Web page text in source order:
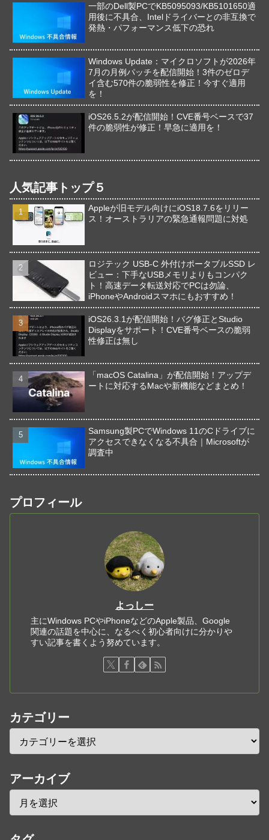
一部のDell製PCでKB5095093/KB5101650適
用後に不具合、Intelドライバーとの非互換で
発熱・パフォーマンス低下の恐れ
Windows Update：マイクロソフトが2026年
7月の月例パッチを配信開始！3件のゼロデ
イ含む570件の脆弱性を修正！今すぐ適用
を！
iOS26.5.2が配信開始！CVE番号ベースで37
件の脆弱性が修正！早急に適用を！
人気記事トップ５
Appleが旧モデル向けにiOS18.7.6をリリー
ス！オーストラリアの緊急通報問題に対処
ロジテック USB-C 外付けポータブルSSD レ
ビュー：下手なUSBメモリよりもコンパク
ト！高速データ転送対応でPCは勿論、
iPhoneやAndroidスマホにもおすすめ！
iOS26.3.1が配信開始！バグ修正とStudio
Displayをサポート！CVE番号ベースの脆弱
性修正は無し
「macOS Catalina」が配信開始！アップデ
ートに対応するMacや新機能などまとめ！
Samsung製PCでWindows 11のCドライブに
アクセスできなくなる不具合｜Microsoftが
調査中
プロフィール
よっしー
主にWindows PCやiPhoneなどのApple製品、Google
関連の話題を中心に、なるべく初心者向けに分かりや
すい記事を書くよう努めています。
カテゴリー
アーカイブ